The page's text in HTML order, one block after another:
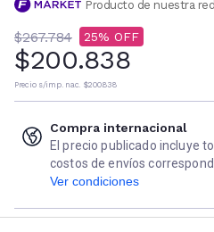
Producto de nuestra
$267.784 25
$200.838
Precio s/imp. nac. $200.838
Compra internacional
El precio publicado incluye
costos de envíos
Ver condiciones